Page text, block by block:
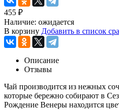
455 ₽
Наличие: ожидается
В корзину Добавить в список
Описание
Отзывы
Чай производится из нежных
которые бережно собирают в
Рождение Венеры находится